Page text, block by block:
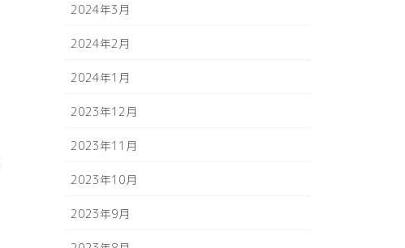
2024年3月
2024年2月
2024年1月
2023年12月
2023年11月
2023年10月
2023年9月